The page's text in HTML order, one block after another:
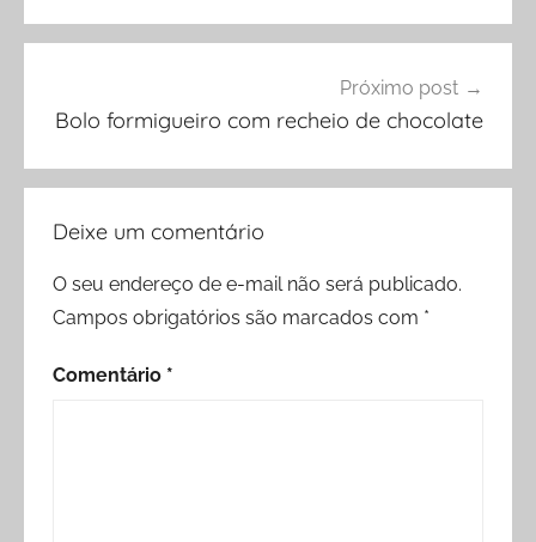
Próximo post
Bolo formigueiro com recheio de chocolate
Deixe um comentário
O seu endereço de e-mail não será publicado.
Campos obrigatórios são marcados com *
Comentário *